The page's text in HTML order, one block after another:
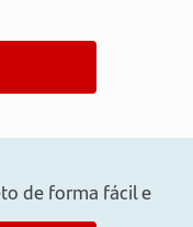
de forma fácil e